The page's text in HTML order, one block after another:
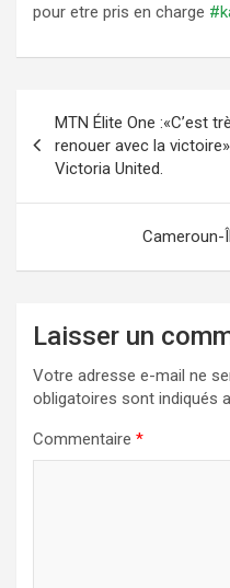
pour etre pris en charge
Navigation
de
l’article
MTN Élite One :«C’est
renouer avec la
Victoria United.
Cameroun-
Laisser un
Votre adresse e-mail ne
obligatoires sont indiqués
Commentaire *